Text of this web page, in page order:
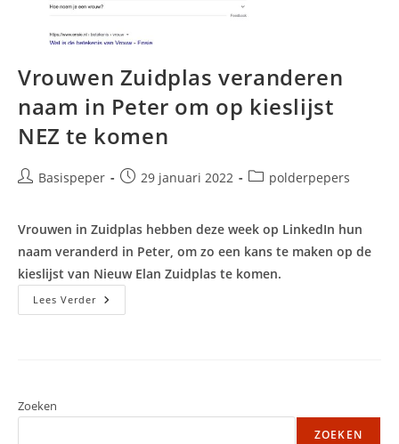
Vrouwen Zuidplas veranderen
naam in Peter om op kieslijst
NEZ te komen
BerichtBasispeper
Bericht29 januari 2022 Berichtcategorie:
polderpepers
Vrouwen in Zuidplas hebben deze week op LinkedIn hun
naam veranderd in Peter, om zo een kans te maken op de
kieslijst van Nieuw Elan Zuidplas te komen.
Lees VerderVrouwen
Zuidplas
Zoeken
ZOEKEN